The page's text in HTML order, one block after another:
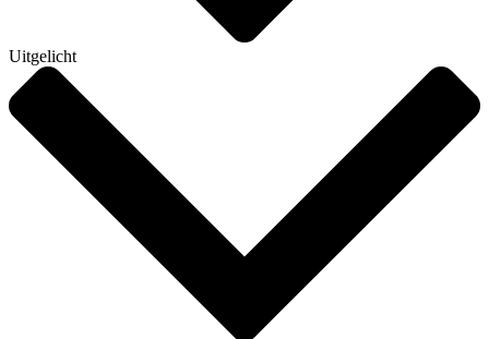
Uitgelicht